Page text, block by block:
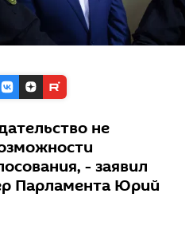
не
- заявил
Парламента Юрий